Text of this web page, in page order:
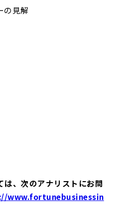
の見解
は、次のアナリストにお問
www.fortunebusinessin